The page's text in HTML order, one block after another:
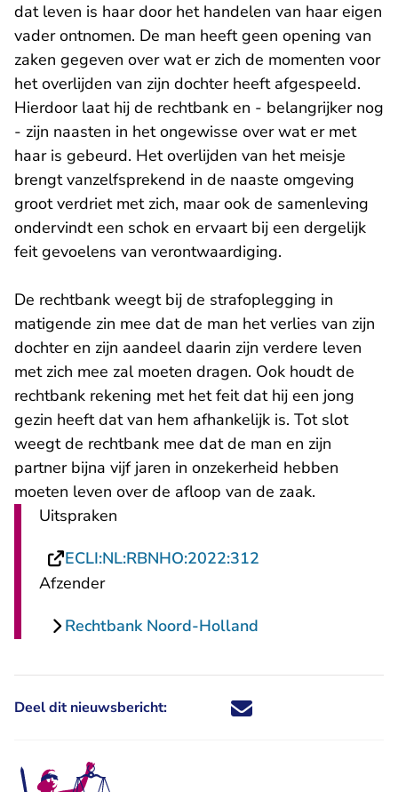
dat leven is haar door het handelen van haar eigen
vader ontnomen. De man heeft geen opening van
zaken gegeven over wat er zich de momenten voor
het overlijden van zijn dochter heeft afgespeeld.
Hierdoor laat hij de rechtbank en - belangrijker nog
- zijn naasten in het ongewisse over wat er met
haar is gebeurd. Het overlijden van het meisje
brengt vanzelfsprekend in de naaste omgeving
groot verdriet met zich, maar ook de samenleving
ondervindt een schok en ervaart bij een dergelijk
feit gevoelens van verontwaardiging.
De rechtbank weegt bij de strafoplegging in
matigende zin mee dat de man het verlies van zijn
dochter en zijn aandeel daarin zijn verdere leven
met zich mee zal moeten dragen. Ook houdt de
rechtbank rekening met het feit dat hij een jong
gezin heeft dat van hem afhankelijk is. Tot slot
weegt de rechtbank mee dat de man en zijn
partner bijna vijf jaren in onzekerheid hebben
moeten leven over de afloop van de zaak.
Uitspraken
ECLI:NL:RBNHO:2022:312
Afzender
Rechtbank Noord-Holland
Deel dit nieuwsbericht: Deel dit nieuwsbericht via X -
Deel dit nieuwsbericht via
Deel dit nieuwsbericht
Deel dit